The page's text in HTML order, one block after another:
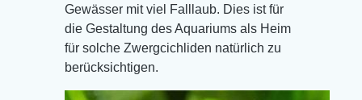
Gewässer mit viel Falllaub. Dies ist für
die Gestaltung des Aquariums als Heim
für solche Zwergcichliden natürlich zu
berücksichtigen.